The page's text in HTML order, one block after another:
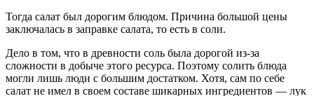
Тогда салат был дорогим блюдом. Причина большой цены
заключалась в заправке салата, то есть в соли.
Дело в том, что в древности соль была дорогой из-за
сложности в добыче этого ресурса. Поэтому солить блюда
могли лишь люди с большим достатком. Хотя, сам по себе
салат не имел в своем составе шикарных ингредиентов — лук